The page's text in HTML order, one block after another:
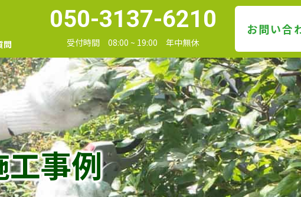
問
050-3137-6210
受付時間 08:00 ~ 19:00 年中無休
お問い合
工事例